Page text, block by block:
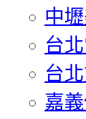
中
台
台
嘉